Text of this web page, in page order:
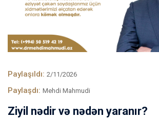
Paylaşıldı: 2/11/2026
Paylaşdı: Mehdi Mahmudi
Ziyil nədir və nədən yaranır?